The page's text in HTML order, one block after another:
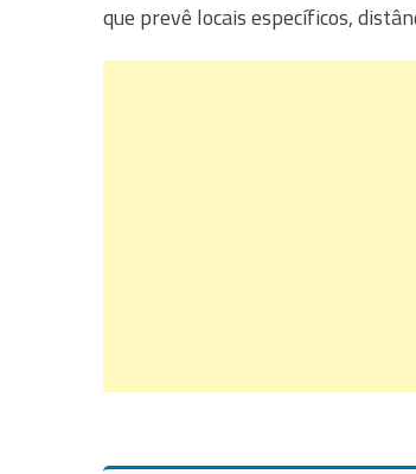
que prevê locais específicos,